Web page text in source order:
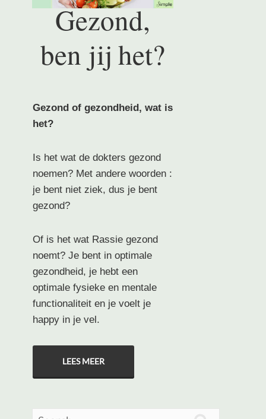
Gezond,
ben jij het?
Gezond of gezondheid, wat is
het?
Is het wat de dokters gezond
noemen? Met andere woorden :
je bent niet ziek, dus je bent
gezond?
Of is het wat Rassie gezond
noemt? Je bent in optimale
gezondheid, je hebt een
optimale fysieke en mentale
functionaliteit en je voelt je
happy in je vel.
LEES MEER